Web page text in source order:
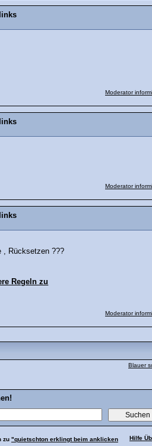
Moderator
Moderator
, Rücksetzen ???
Regeln zu
Moderator
Blauer
Hilfe
zu "quietschton erklingt beim anklicken